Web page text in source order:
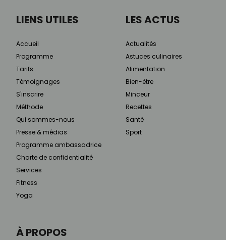
À PROPOS
LIENS UTILES
Accueil
Programme
Tarifs
Témoignages
S'inscrire
Méthode
Qui sommes-nous
Presse & médias
Programme ambassadrice
Charte de confidentialité
Services
Fitness
Yoga
LES ACTUS
Actualités
Astuces culinaires
Alimentation
Bien-être
Minceur
Recettes
Santé
Sport